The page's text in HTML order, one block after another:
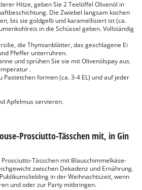
Hitze, geben Sie 2 Teelöffel Olivenöl in
Die Zwiebel langsam kochen
bis sie goldgelb und karamellisiert ist (ca.
in die Schüssel geben. Vollständig
die Thymianblätter, das geschlagene Ei
Pfeffer unterrühren.
und sprühen Sie sie mit Olivenölspay aus.
.
Pastetchen formen (ca. 3-4 EL) und auf jeder
Apfelmus servieren.
Prosciutto-Tässchen mit, in Gin
Tässchen mit Blauschimmelkäse-
zwischen Dekadenz und Ernährung.
in der Weihnachtszeit, wenn
und oder zur Party mitbringen.